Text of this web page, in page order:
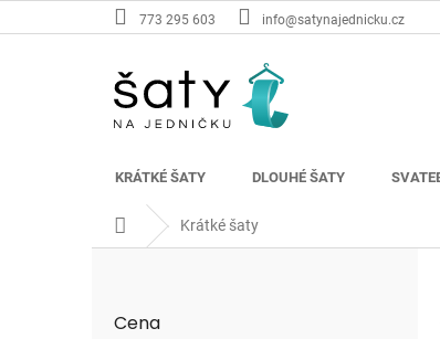
na
773 295 603 info@satynajednicku.cz
KRÁTKÉ ŠATY DLOUHÉ ŠATY
Domů Krátké šaty
Cena